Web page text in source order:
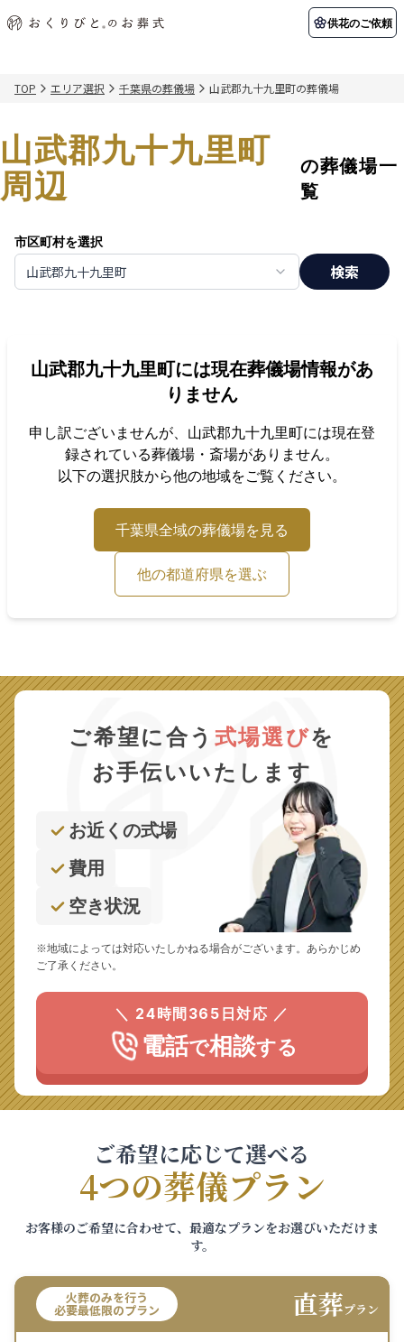
供花のご依頼
初めての方へ 納棺の儀とは？
葬儀の流れ
会社を知る
関東エリア
東京都
北海道エリア
ご葬儀事例 お客様の声
よくある質問
葬儀の知識 供花のご依頼
TOP エリア選択 千葉県の葬儀場 山武郡九十九里町の葬儀場
山武郡九十九里町
周辺
の葬儀場一
覧
市区町村を選択
山武郡九十九里町 検索
山武郡九十九里町には現在葬儀場情報があ
りません
申し訳ございませんが、 山武郡九十九里町には現在登
録されている葬儀場・斎場がありません。
以下の選択肢から他の地域をご覧ください。
千葉県全域の葬儀場を見る
他の都道府県を選ぶ
ご希望に合う 式場選びを
お手伝いいたします
お近くの式場
費用
空き状況
※地域によっては対応いたしかねる場合がございます。あらかじめ
ご了承ください。
＼ 24時間365日対応 ／
電話で相談する
ご希望に応じて選べる
4つの葬儀プラン
お客様のご希望に合わせて、最適なプランをお選びいただけま
す。
火葬のみを行う
必要最低限のプラン 直葬プラン